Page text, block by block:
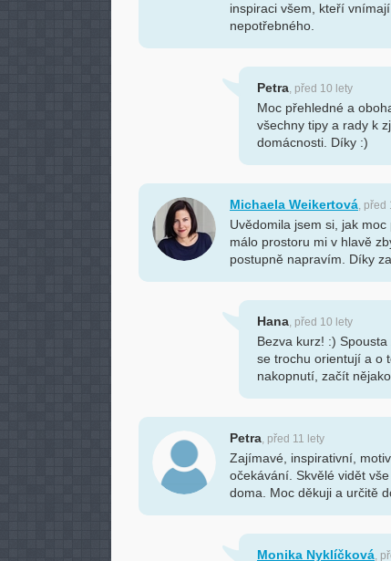
inspiraci všem, kteří
nepotřebného.
Petra, před 10 lety
Moc přehledné a
všechny tipy a rady k
domácnosti. Díky :)
Michaela Weikertová, před
Uvědomila jsem si, jak
málo prostoru mi v hlavě
postupně napravím. Díky
Hana, před 10 lety
Bezva kurz! :)
se trochu orientují a o
nakopnutí, začít
Petra, před 11 lety
Zajímavé, inspirativní,
očekávání. Skvělé vidět
doma. Moc děkuji a určitě
Monika Nyklíčková,